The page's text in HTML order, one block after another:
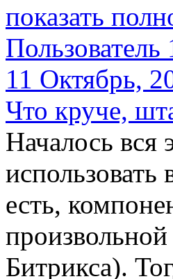
показать
Пользователь
11 Октябрь,
Что круче,
Началось вся
есть,
Битрикса).